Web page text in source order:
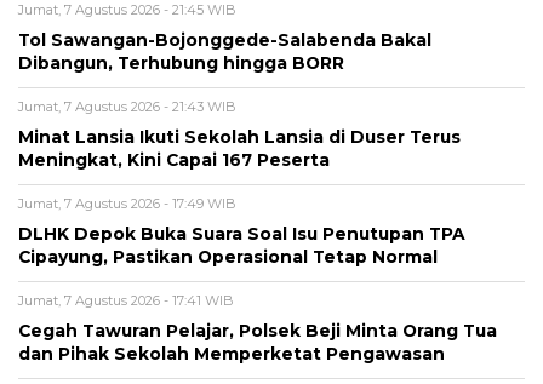
Jumat, 7 Agustus 2026 - 21:45 WIB
Tol Sawangan-Bojonggede-Salabenda Bakal
Dibangun, Terhubung hingga BORR
Jumat, 7 Agustus 2026 - 21:43 WIB
Minat Lansia Ikuti Sekolah Lansia di Duser Terus
Meningkat, Kini Capai 167 Peserta
Jumat, 7 Agustus 2026 - 17:49 WIB
DLHK Depok Buka Suara Soal Isu Penutupan TPA
Cipayung, Pastikan Operasional Tetap Normal
Jumat, 7 Agustus 2026 - 17:41 WIB
Cegah Tawuran Pelajar, Polsek Beji Minta Orang Tua
dan Pihak Sekolah Memperketat Pengawasan